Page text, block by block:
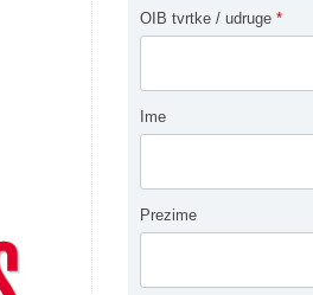
OIB tvrtke / udruge *
Ime
Prezime